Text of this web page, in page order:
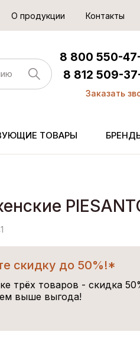
О продукции Контакты
8 800 550-
8 812 509-
Заказать
ТОВАРЫ
скидку до 50%!*
трёх товаров - скидка
выше выгода!